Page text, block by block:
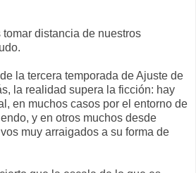
distancia de nuestros
la tercera temporada de Ajuste de
la realidad supera la ficción: hay
en muchos casos por el entorno de
y en otros muchos desde
muy arraigados a su forma de